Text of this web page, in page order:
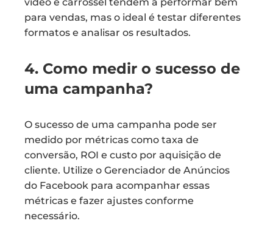
para vendas, mas o ideal é testar diferentes
formatos e analisar os resultados.
4. Como medir o sucesso de
uma campanha?
O sucesso de uma campanha pode ser
medido por métricas como taxa de
conversão, ROI e custo por aquisição de
cliente. Utilize o Gerenciador de Anúncios
do Facebook para acompanhar essas
métricas e fazer ajustes conforme
necessário.